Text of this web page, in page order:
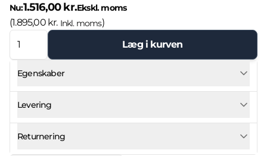
Nu:1.516,00 kr.Ekskl. moms
(1.895,00 kr. Inkl. moms)
Læg i kurven
Egenskaber
Levering
Returnering